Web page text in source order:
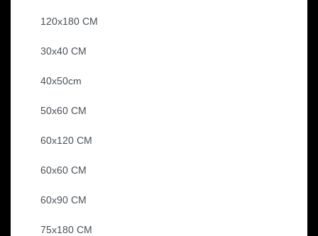
120x180 CM
30x40 CM
40x50cm
50x60 CM
60x120 CM
60x60 CM
60x90 CM
75x180 CM